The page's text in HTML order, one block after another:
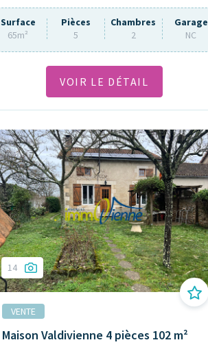
Surface
65m²
Pièces
5
Chambres
2
Garage
NC
VOIR LE DÉTAIL
14
VENTE
Maison Valdivienne 4 pièces 102 m²